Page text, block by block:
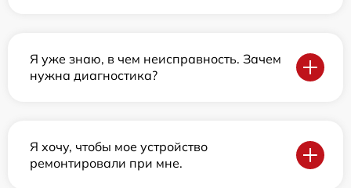
Я уже знаю, в чем неисправность. Зачем
нужна диагностика?
Я хочу, чтобы мое устройство
ремонтировали при мне.